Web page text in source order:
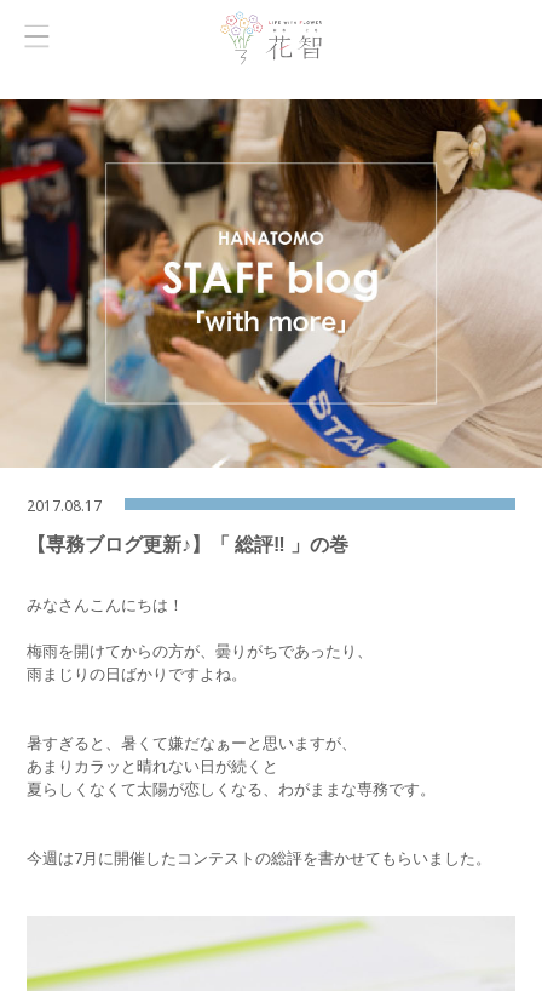
2017.08.17
【専務ブログ更新♪】「 総評‼︎ 」の巻
みなさんこんにちは！
梅雨を開けてからの方が、曇りがちであったり、
雨まじりの日ばかりですよね。
暑すぎると、暑くて嫌だなぁーと思いますが、
あまりカラッと晴れない日が続くと
夏らしくなくて太陽が恋しくなる、わがままな専務です。
今週は7月に開催したコンテストの総評を書かせてもらいました。